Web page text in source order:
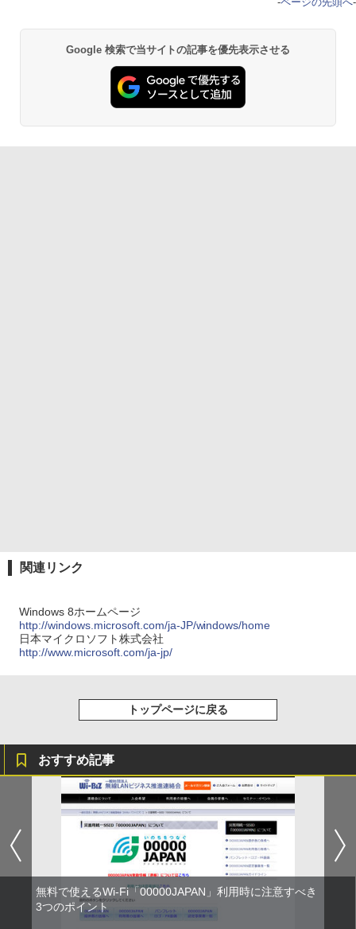
Google 検索で当サイトの記事を優先表示させる
関連リンク
Windows 8ホームページ
http://windows.microsoft.com/ja-JP/windows/home
日本マイクロソフト株式会社
http://www.microsoft.com/ja-jp/
トップページに戻る
おすすめ記事
無料で使えるWi-Fi「00000JAPAN」利用時に注意すべき
3つのポイント